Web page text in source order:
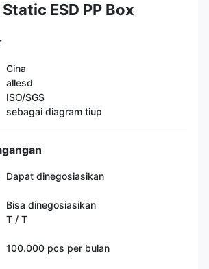
ESD PP Box
Cina
allesd
ISO/SGS
sebagai diagram tiup
Dapat dinegosiasikan
Bisa dinegosiasikan
T / T
100.000 pcs per bulan